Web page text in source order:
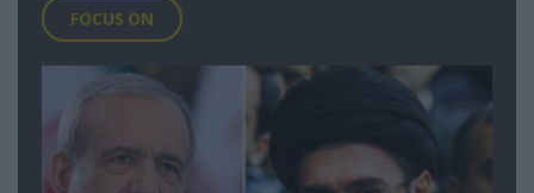
FOCUS ON